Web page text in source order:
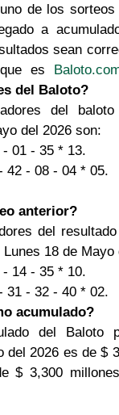
de los
a
sean
es
del Baloto?
del
del 2026 son:
01 - 35 * 13.
42 - 08 - 04 * 05.
anterior?
del
18 de Mayo
14 - 35 * 10.
31 - 32 - 40 * 02.
acumulado?
del Baloto
del 2026 es de $
$ 3,300